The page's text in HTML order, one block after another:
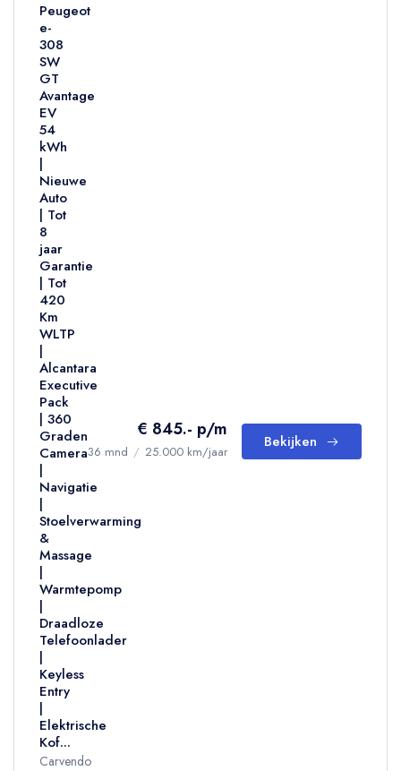
Peugeot
e-
308
SW
GT
Avantage
EV
54
kWh
|
Nieuwe
Auto
| Tot
8
jaar
Garantie
| Tot
420
Km
WLTP
|
Alcantara
Executive
Pack
| 360
Graden
Camera
|
Navigatie
|
Stoelverwarming
&
Massage
|
Warmtepomp
|
Draadloze
Telefoonlader
|
Keyless
Entry
|
Elektrische
Kof...
Carvendo
€ 845.- p/m
36 mnd / 25.000 km/jaar
Bekijken